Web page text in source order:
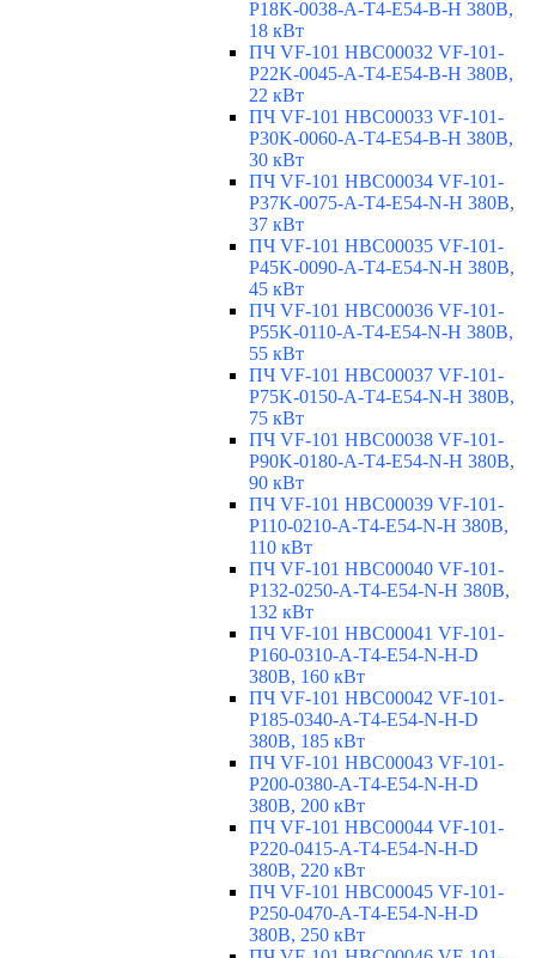
P18K-0038-A-T4-E54-B-H 380В,
18 кВт
ПЧ VF-101 HBC00032 VF-101-
P22K-0045-A-T4-E54-B-H 380В,
22 кВт
ПЧ VF-101 HBC00033 VF-101-
P30K-0060-A-T4-E54-B-H 380В,
30 кВт
ПЧ VF-101 HBC00034 VF-101-
P37K-0075-A-T4-E54-N-H 380В,
37 кВт
ПЧ VF-101 HBC00035 VF-101-
P45K-0090-A-T4-E54-N-H 380В,
45 кВт
ПЧ VF-101 HBC00036 VF-101-
P55K-0110-A-T4-E54-N-H 380В,
55 кВт
ПЧ VF-101 HBC00037 VF-101-
P75K-0150-A-T4-E54-N-H 380В,
75 кВт
ПЧ VF-101 HBC00038 VF-101-
P90K-0180-A-T4-E54-N-H 380В,
90 кВт
ПЧ VF-101 HBC00039 VF-101-
P110-0210-A-T4-E54-N-H 380В,
110 кВт
ПЧ VF-101 HBC00040 VF-101-
P132-0250-A-T4-E54-N-H 380В,
132 кВт
ПЧ VF-101 HBC00041 VF-101-
P160-0310-A-T4-E54-N-H-D
380В, 160 кВт
ПЧ VF-101 HBC00042 VF-101-
P185-0340-A-T4-E54-N-H-D
380В, 185 кВт
ПЧ VF-101 HBC00043 VF-101-
P200-0380-A-T4-E54-N-H-D
380В, 200 кВт
ПЧ VF-101 HBC00044 VF-101-
P220-0415-A-T4-E54-N-H-D
380В, 220 кВт
ПЧ VF-101 HBC00045 VF-101-
P250-0470-A-T4-E54-N-H-D
380В, 250 кВт